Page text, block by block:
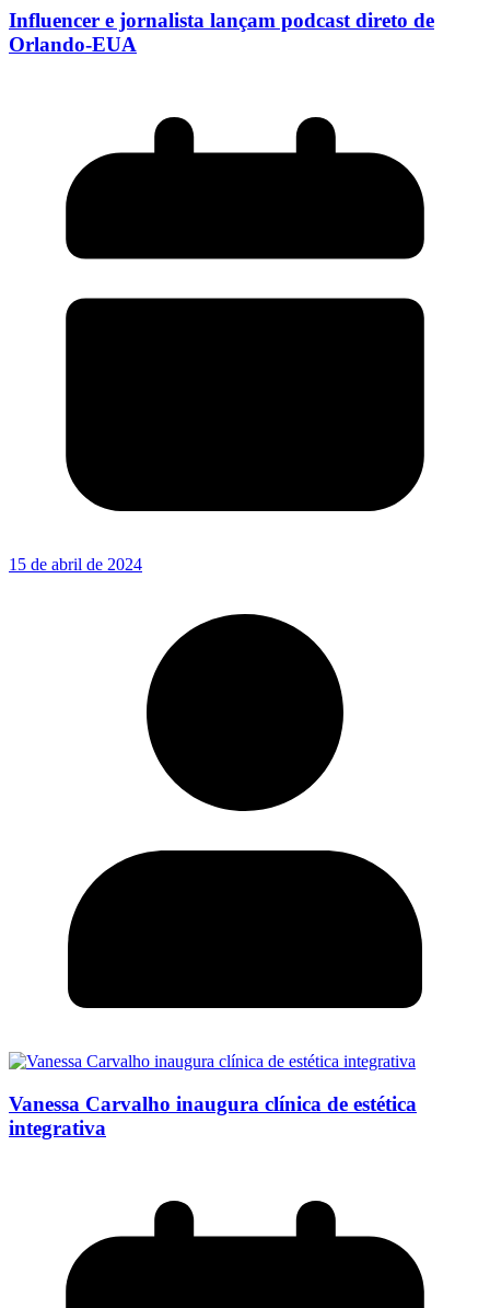
Influencer e jornalista lançam podcast direto de
Orlando-EUA
15 de abril de 2024
Vanessa Carvalho inaugura clínica de estética
integrativa